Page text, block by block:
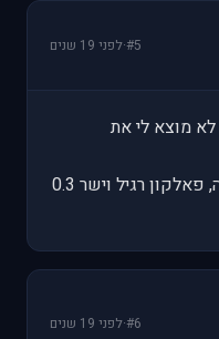
#5
·לפני 19 שנים
להתקין את 0.3 וזה לא מוצא לי את
לא הבנתי כל כך את סדר ההתקנה, פאלקון רגיל וישר 0.3
#6
·לפני 19 שנים